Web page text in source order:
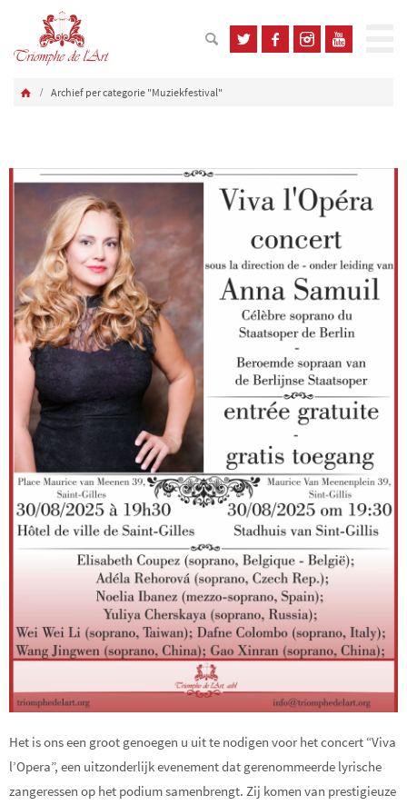
Archief per categorie "Muziekfestival"
Het is ons een groot genoegen u uit te nodigen voor het concert “Viva
l’Opera”, een uitzonderlijk evenement dat gerenommeerde lyrische
zangeressen op het podium samenbrengt. Zij komen van prestigieuze